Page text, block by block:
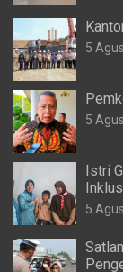
5
5
Istri
5